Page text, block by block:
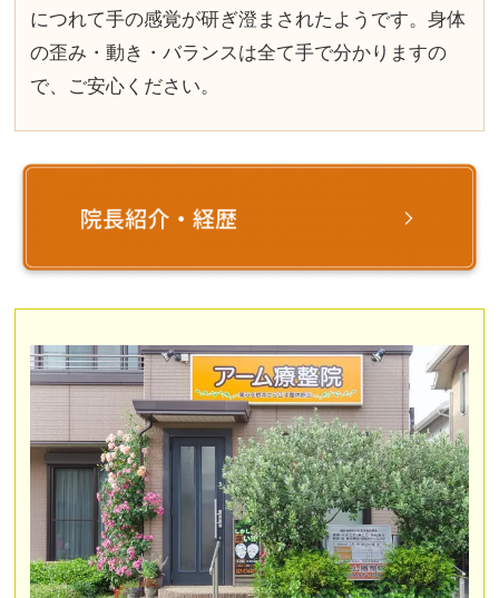
につれて手の感覚が研ぎ澄まされたようです。身体
の歪み・動き・バランスは全て手で分かりますの
で、ご安心ください。